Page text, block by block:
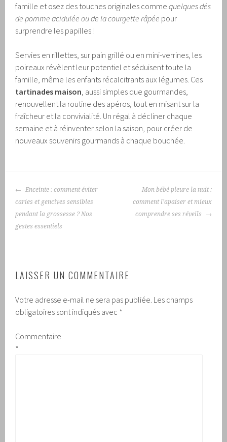
famille et osez des touches originales commequelques dés
de pomme acidulée ou de la courgette râpée pour
surprendre les papilles !
Servies en rillettes, sur pain grillé ou en mini-verrines, les
poireaux révèlent leur potentiel et séduisent toute la
famille, même les enfants récalcitrants aux légumes. Ces
tartinades maison , aussi simples que gourmandes,
renouvellent la routine des apéros, tout en misant sur la
fraîcheur et la convivialité. Un régal à décliner chaque
semaine et à réinventer selon la saison, pour créer de
nouveaux souvenirs gourmands à chaque bouchée.
NAVIGATION
DES
ARTICLES
Enceinte : comment éviter
caries et gencives sensibles
pendant la grossesse ? Nos
gestes essentiels
Mon bébé pleure la nuit :
comment l’apaiser et mieux
comprendre ses réveils
LAISSER UN COMMENTAIRE
Votre adresse e-mail ne sera pas publiée. Les champs
obligatoires sont indiqués avec *
Commentaire
*